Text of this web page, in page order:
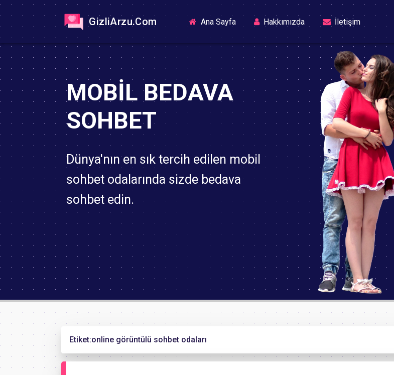
GizliArzu.Com Ana Sayfa(current)Hakkımızda İletişim
MOBIL BEDAVA
SOHBET
Dünya'nın en sık tercih edilen mobil
sohbet odalarında sizde bedava
sohbet edin.
Etiket:online görüntülü sohbet odaları